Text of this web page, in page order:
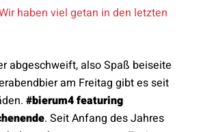
haben viel getan in den letzten
abgeschweift, also Spaß beiseite
am Freitag gibt es seit
#bierum4 featuring
. Seit Anfang des Jahres